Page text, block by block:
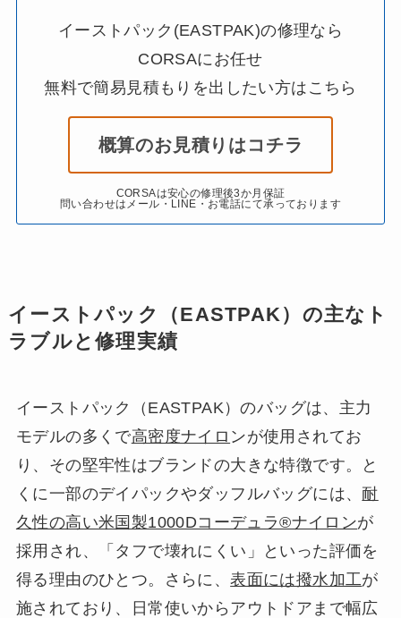
イーストパック(EASTPAK)の修理なら
CORSAにお任せ
無料で簡易見積もりを出したい方はこちら
概算のお見積りはコチラ
CORSAは安心の修理後3か月保証
問い合わせはメール・LINE・お電話にて承っております
イーストパック（EASTPAK）の主なト
ラブルと修理実績
イーストパック（EASTPAK）のバッグは、主力
モデルの多くで高密度ナイロ ンが使用されてお
り、その堅牢性はブランドの大きな特徴です。と
くに一部のデイパックやダッフルバッグには、 耐
久性の高い米国製1000Dコーデュラ®ナイロンが
採用され、「タフで壊れにくい」といった評価を
得る理由のひとつ。さらに、表面には撥水加工が
施されており、日常使いからアウトドアまで幅広